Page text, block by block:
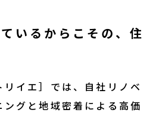
いるからこその、住
イエ］では、自社リノベ
グと地域密着による高価